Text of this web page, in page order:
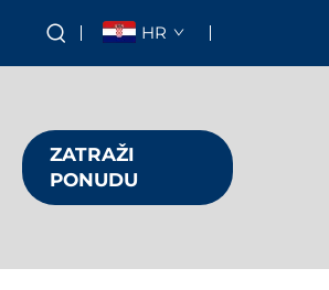
HR
ZATRAŽI
PONUDU